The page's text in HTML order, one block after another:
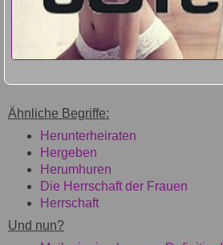
Ähnliche Begriffe:
Herunterheiraten
Hergeben
Herumhuren
Die Herrschaft der Frauen
Herrschaft
Und nun?